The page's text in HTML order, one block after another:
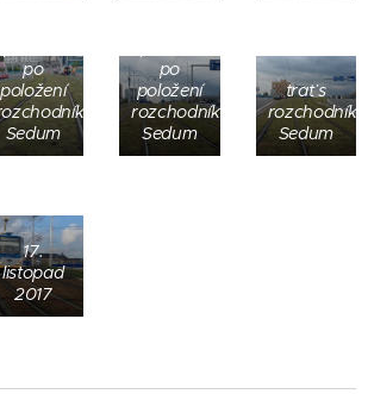
po
položení
Sedum
po
položení
rozchodníků
Sedum
trať s
rozchodníky
Sedum
17.
listopad
2017